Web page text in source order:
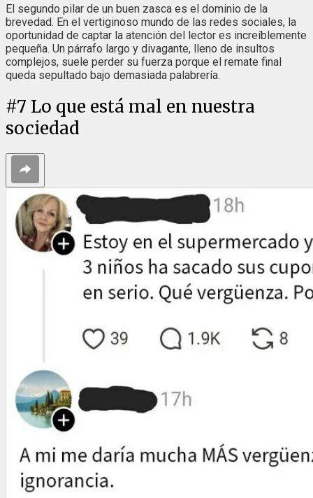
El segundo pilar de un buen zasca es el dominio de la
brevedad. En el vertiginoso mundo de las redes sociales, la
oportunidad de captar la atención del lector es increíblemente
pequeña. Un párrafo largo y divagante, lleno de insultos
complejos, suele perder su fuerza porque el remate final
queda sepultado bajo demasiada palabrería.
#7 Lo que está mal en nuestra
sociedad